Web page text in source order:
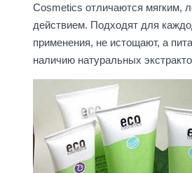
Cosmetics отличаются мягким,
действием. Подходят для
применения, не истощают, а
наличию натуральных